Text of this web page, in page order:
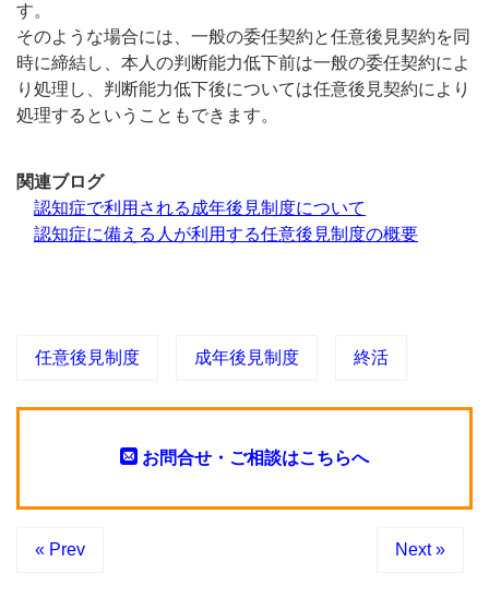
す。
そのような場合には、一般の委任契約と任意後見契約を同
時に締結し、本人の判断能力低下前は一般の委任契約によ
り処理し、判断能力低下後については任意後見契約により
処理するということもできます。
関連ブログ
認知症で利用される成年後見制度について
認知症に備える人が利用する任意後見制度の概要
任意後見制度 成年後見制度 終活
お問合せ・ご相談はこちらへ
« Prev Next »